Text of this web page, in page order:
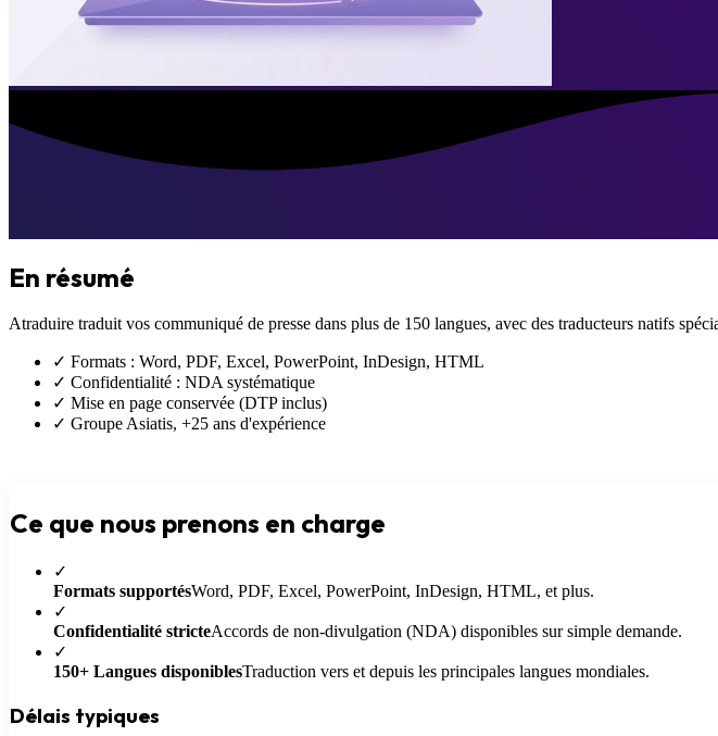
En résumé
Atraduire traduit vos communiqué de presse dans plus de 150 langues, avec des traducteurs natifs
✓ Formats : Word, PDF, Excel, PowerPoint, InDesign, HTML
✓ Confidentialité : NDA systématique
✓ Mise en page conservée (DTP inclus)
✓ Groupe Asiatis, +25 ans d'expérience
Ce que nous prenons en charge
✓
Formats supportésWord, PDF, Excel, PowerPoint, InDesign, HTML, et plus.
✓
Confidentialité stricteAccords de non-divulgation (NDA) disponibles sur simple demande.
✓
150+ Langues disponiblesTraduction vers et depuis les principales langues mondiales.
Délais typiques